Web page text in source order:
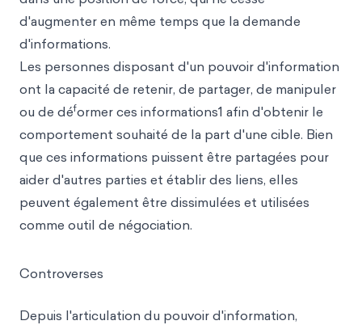
d'augmenter en même temps que la demande
d'informations.
Les personnes disposant d'un pouvoir d'information
ont la capacité de retenir, de partager, de manipuler
ou de déformer ces informations1 afin d'obtenir le
comportement souhaité de la part d'une cible. Bien
que ces informations puissent être partagées pour
aider d'autres parties et établir des liens, elles
peuvent également être dissimulées et utilisées
comme outil de négociation.
Controverses
Depuis l'articulation du pouvoir d'information,